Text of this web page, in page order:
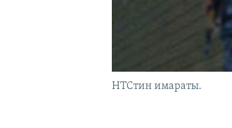
НТСтин имараты.